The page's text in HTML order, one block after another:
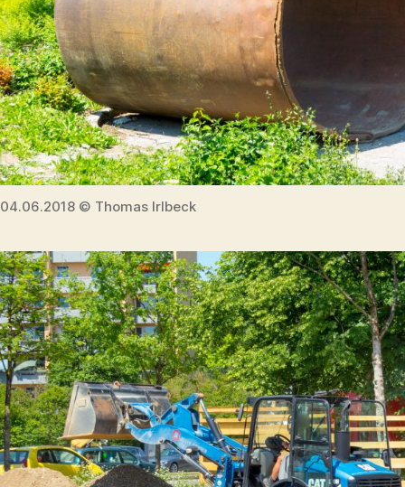
04.06.2018 © Thomas Irlbeck